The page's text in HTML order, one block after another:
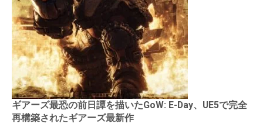
ギアーズ最恐の前日譚を描いたGoW: E-Day、UE5で完全
再構築されたギアーズ最新作